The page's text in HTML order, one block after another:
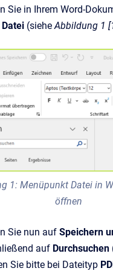
Sie in Ihrem Word-
Datei (sieheAbbildung 1
1: Menüpunkt Datei in
öffnen
Sie nun auf Speichern
auf Durchsuchen
Sie bitte bei Dateityp